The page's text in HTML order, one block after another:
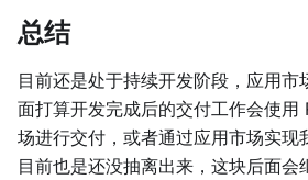
总结
目前还是处于持续开发阶段，应用市
面打算开发完成后的交付工作会使
场进行交付，或者通过应用市场实现
目前也是还没抽离出来，这块后面会